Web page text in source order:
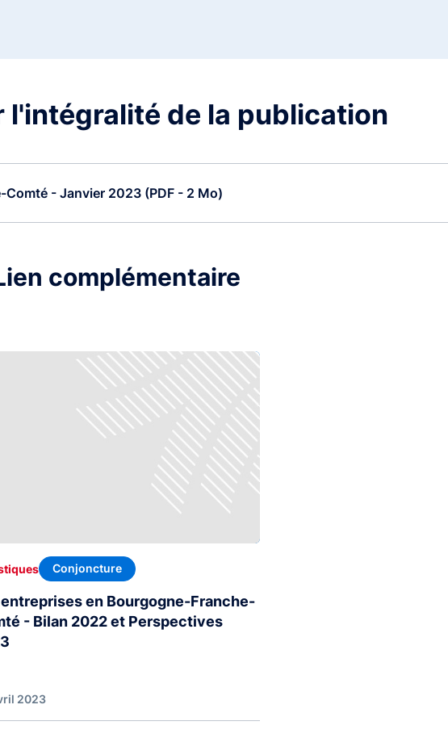
l'intégralité de la publication
- Janvier 2023 (PDF - 2 Mo)
complémentaire
entreprises en Bourgogne-Franche-
- Bilan 2022 et Perspectives
Conjoncture
2023